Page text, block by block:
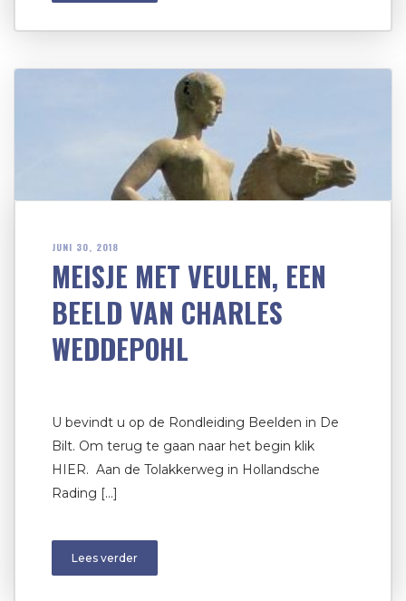
JUNI 30, 2018
MEISJE MET VEULEN, EEN
BEELD VAN CHARLES
WEDDEPOHL
U bevindt u op de Rondleiding Beelden in De
Bilt. Om terug te gaan naar het begin klik
HIER. Aan de Tolakkerweg in Hollandsche
Rading […]
Lees verder